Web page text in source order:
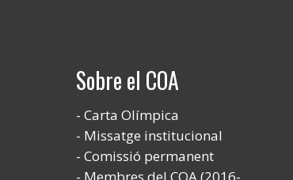
Sobre el COA
Carta Olímpica
Missatge institucional
Comissió permanent